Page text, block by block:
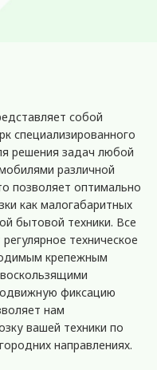
собой
специализированного
решения задач любой
различной
позволяет оптимально
как малогабаритных
бытовой техники. Все
техническое
крепежным
фиксацию
нам
вашей техники по
направлениях.